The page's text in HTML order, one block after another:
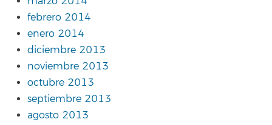
febrero 2014
enero 2014
diciembre 2013
noviembre 2013
octubre 2013
septiembre 2013
agosto 2013